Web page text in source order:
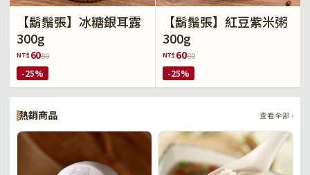
【鬍鬚張】冰糖銀耳露
300g
NT$ 6080
-25%
【鬍鬚張】紅豆紫米粥
300g
NT$ 6080
-25%
熱銷商品 查看全部 ›